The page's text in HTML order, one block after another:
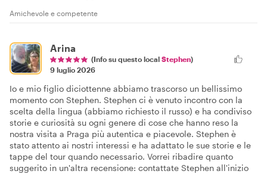
Amichevole e competente
Arina
(Info su questo local Stephen)
9 luglio 2026
Io e mio figlio diciottenne abbiamo trascorso un bellissimo
momento con Stephen. Stephen ci è venuto incontro con la
scelta della lingua (abbiamo richiesto il russo) e ha condiviso
storie e curiosità su ogni genere di cose che hanno reso la
nostra visita a Praga più autentica e piacevole. Stephen è
stato attento ai nostri interessi e ha adattato le sue storie e le
tappe del tour quando necessario. Vorrei ribadire quanto
suggerito in un'altra recensione: contattate Stephen all'inizio